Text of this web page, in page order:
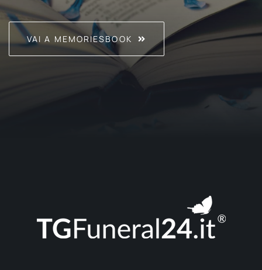
VAI A MEMORIESBOOK